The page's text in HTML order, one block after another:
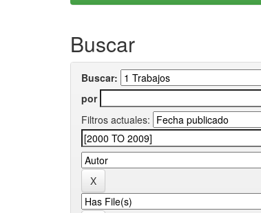
Buscar
Buscar:
por
Filtros actuales: